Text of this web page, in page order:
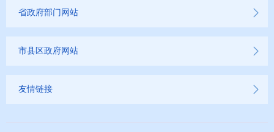
省政府部门网站
市县区政府网站
友情链接